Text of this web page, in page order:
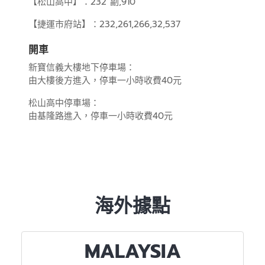
【捷運市府站】：232,261,266,32,537
開車
新寶信義大樓地下停車場：
由大樓後方進入，停車一小時收費40元
松山高中停車場：
由基隆路進入，停車一小時收費40元
海外據點
MALAYSIA